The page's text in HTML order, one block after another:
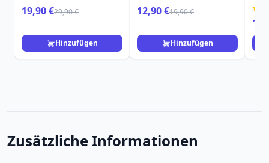
19,90 €29,90 €
Hinzufügen
12,90 €19,90 €
Hinzufügen
Zusätzliche Informationen